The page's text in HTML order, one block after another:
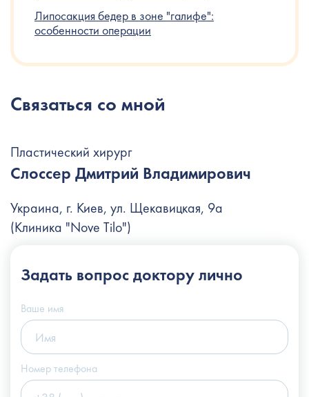
Липосакция бедер в зоне "галифе":
особенности операции
Связаться со мной
Пластический хирург
Слоссер Дмитрий Владимирович
Украина, г. Киев, ул. Щекавицкая, 9а
(Клиника "Nove Tilo")
+38 (066) 122-6-111
info@slosser.com.ua
Задать вопросдоктору лично
Ваше имя
Номер телефона